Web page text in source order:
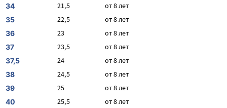
34 21,5 от 8 лет
35 22,5 от 8 лет
36 23 от 8 лет
37 23,5 от 8 лет
37,5 24 от 8 лет
38 24,5 от 8 лет
39 25 от 8 лет
40 25,5 от 8 лет